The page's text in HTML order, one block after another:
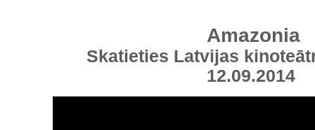
Amazonia
Skatieties Latvijas
12.09.2014